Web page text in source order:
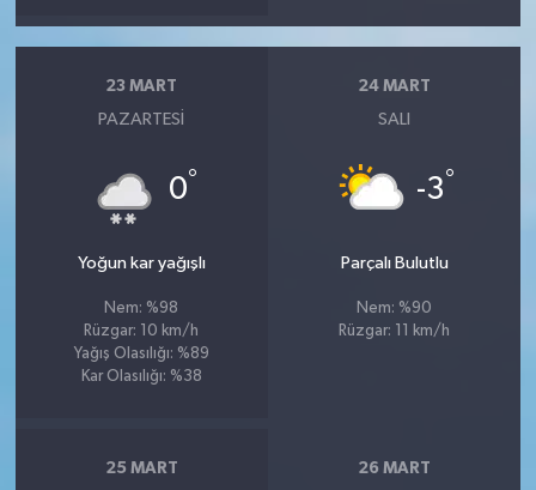
23 MART
PAZARTESI
0°
Yoğun kar yağışlı
Nem: %98
Rüzgar: 10 km/h
Yağış Olasılığı: %89
Kar Olasılığı: %38
24 MART
SALI
-3°
Parçalı Bulutlu
Nem: %90
Rüzgar: 11 km/h
25 MART 26 MART